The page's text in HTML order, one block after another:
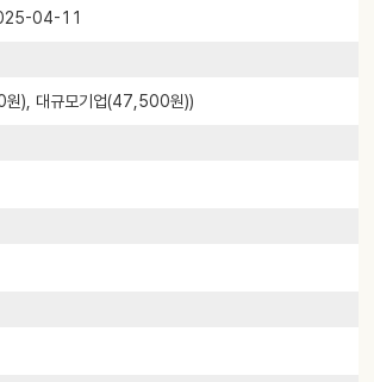
04-11
원), 대규모기업(47,500원))